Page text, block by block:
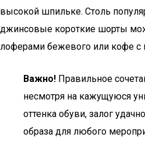
высокой шпильке. Столь
джинсовые короткие шорты
лоферами бежевого или кофе с
Важно! Правильное
несмотря на кажущуюся
оттенка обуви, залог
образа для любого